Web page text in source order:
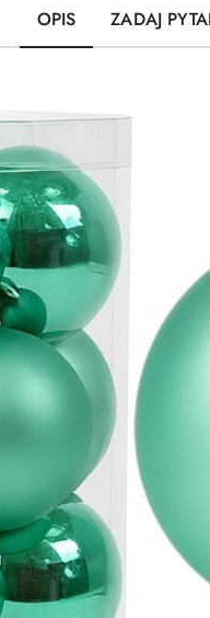
OPIS ZADAJ